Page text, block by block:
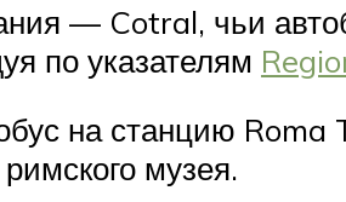
— Cotral, чьи
по указателям
на станцию
музея.